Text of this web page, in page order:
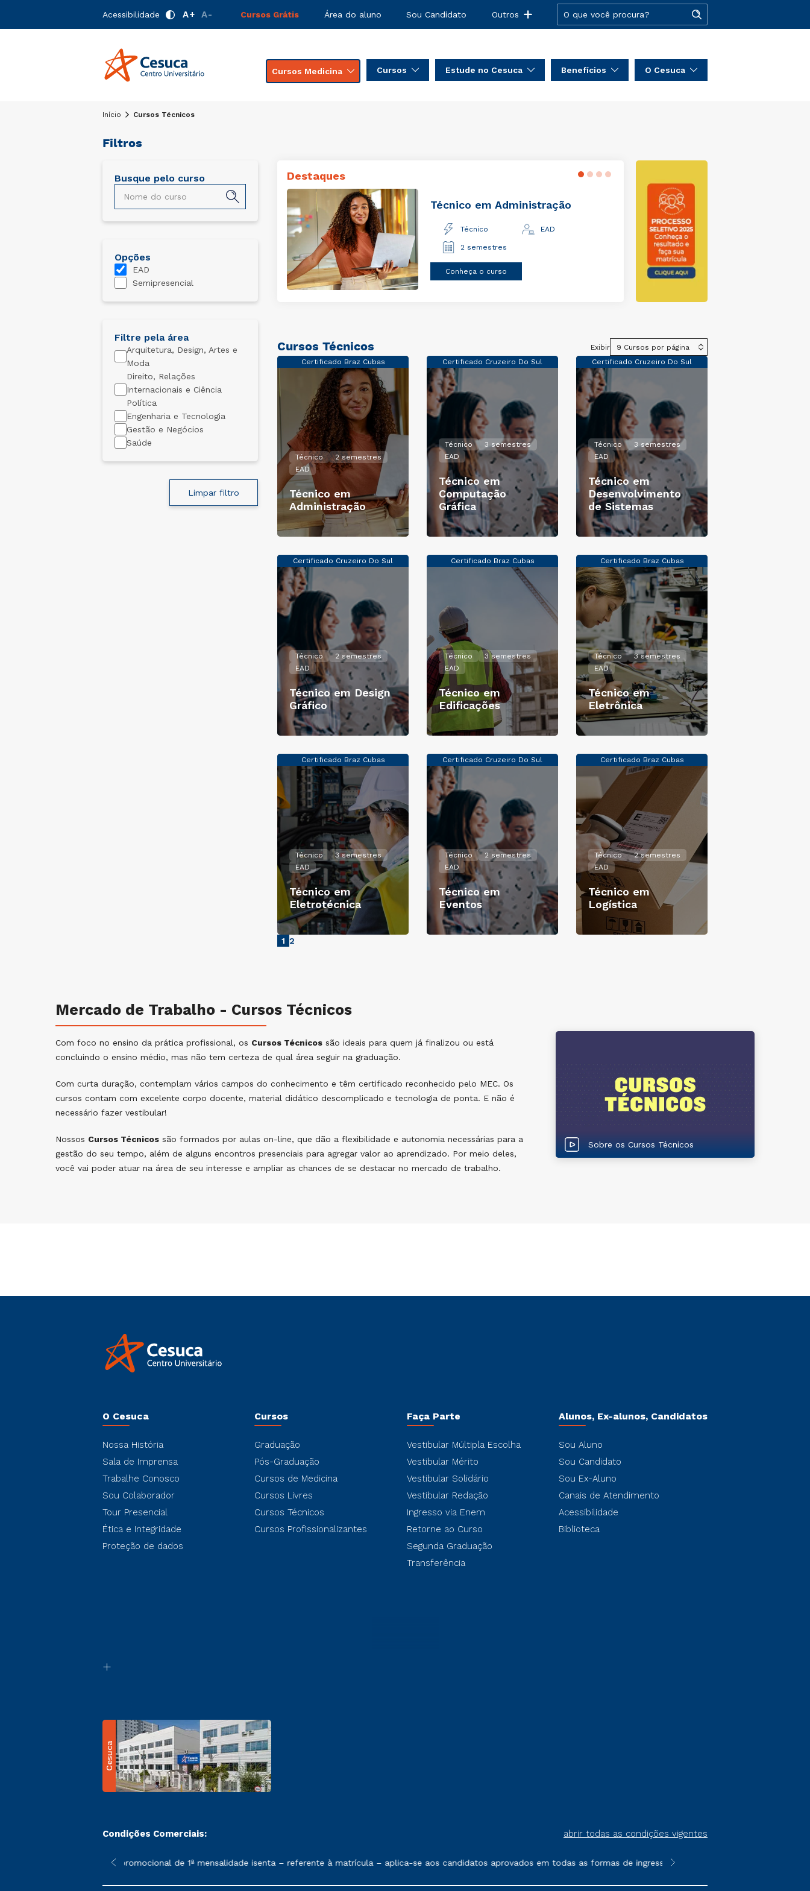
Acessibilidade A+ A- Cursos Grátis Área do aluno Sou Candidato Outros
Cursos Medicina Cursos Estude no Cesuca Benefícios O Cesuca
Início Cursos Técnicos
Filtros
Busque pelo curso
Opções
EAD
Semipresencial
Filtre pela área
Arquitetura, Design, Artes e
Moda
Direito, Relações
Internacionais e Ciência
Política
Engenharia e Tecnologia
Gestão e Negócios
Saúde
Limpar filtro
Destaques
Técnico em Administração
EAD
Técnico em Administração
Técnico
Cursos Técnicos
Exibir
Certificado Braz Cubas
Técnico
2 semestres
EAD
Técnico em
Administração
Certificado Cruzeiro Do Sul
Técnico
3 semestres
EAD
Técnico em
Computação
Gráfica
Certificado Cruzeiro Do Sul
Técnico
3 semestres
EAD
Técnico em
Desenvolvimento
de Sistemas
Certificado Cruzeiro Do Sul
Técnico
2 semestres
EAD
Técnico em Design
Gráfico
Certificado Braz Cubas
Técnico
3 semestres
EAD
Técnico em
Edificações
Certificado Braz Cubas
Técnico
3 semestres
EAD
Técnico em
Eletrônica
Certificado Braz Cubas
Técnico
3 semestres
EAD
Técnico em
Eletrotécnica
Certificado Cruzeiro Do Sul
Técnico
2 semestres
EAD
Técnico em
Eventos
Certificado Braz Cubas
Técnico
2 semestres
EAD
Técnico em
Logística
1 2
Mercado de Trabalho - Cursos Técnicos
Com foco no ensino da prática profissional, os Cursos Técnicos são ideais para quem já finalizou ou está
concluindo o ensino médio, mas não tem certeza de qual área seguir na graduação.
Com curta duração, contemplam vários campos do conhecimento e têm certificado reconhecido pelo MEC. Os
cursos contam com excelente corpo docente, material didático descomplicado e tecnologia de ponta. E não é
necessário fazer vestibular!
Nossos Cursos Técnicos são formados por aulas on-line, que dão a flexibilidade e autonomia necessárias para a
gestão do seu tempo, além de alguns encontros presenciais para agregar valor ao aprendizado. Por meio deles,
você vai poder atuar na área de seu interesse e ampliar as chances de se destacar no mercado de trabalho.
Sobre os Cursos Técnicos
O Cesuca
Nossa História
Sala de Imprensa
Trabalhe Conosco
Sou Colaborador
Tour Presencial
Ética e Integridade
Proteção de dados
Cursos
Graduação
Pós-Graduação
Cursos de Medicina
Cursos Livres
Cursos Técnicos
Cursos Profissionalizantes
Faça Parte
Vestibular Múltipla Escolha
Vestibular Mérito
Vestibular Solidário
Vestibular Redação
Ingresso via Enem
Retorne ao Curso
Segunda Graduação
Transferência
Alunos, Ex-alunos, Candidatos
Sou Aluno
Sou Candidato
Sou Ex-Aluno
Canais de Atendimento
Acessibilidade
Biblioteca
Cesuca
Condições Comerciais: abrir todas as condições vigentes
sofrer alterações nos períodos de rematrícula conforme exposto no contrato de prestação de serviços
*A condição promocional de 1ª mensalidade isenta – referente à matrícula – aplica-se aos candidatos aprovados em todas as formas de ingresso, exceto na prova on-line ou
**Semipresencial é um formato do